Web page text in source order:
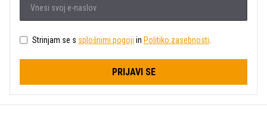
Strinjam se s splošnimi pogoji in Politiko zasebnosti
PRIJAVI SE